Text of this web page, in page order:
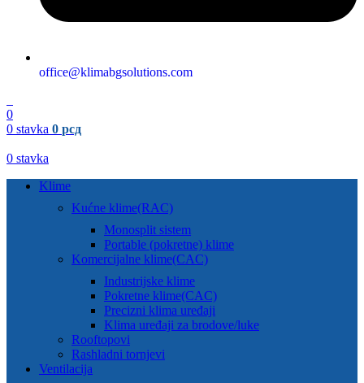
office@klimabgsolutions.com
0
0 stavka 0 рсд
0 stavka
Klime
Kućne klime(RAC)
Monosplit sistem
Portable (pokretne) klime
Komercijalne klime(CAC)
Industrijske klime
Pokretne klime(CAC)
Precizni klima uređaji
Klima uređaji za brodove/luke
Rooftopovi
Rashladni tornjevi
Ventilacija